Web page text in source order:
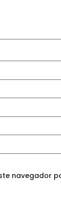
navegador